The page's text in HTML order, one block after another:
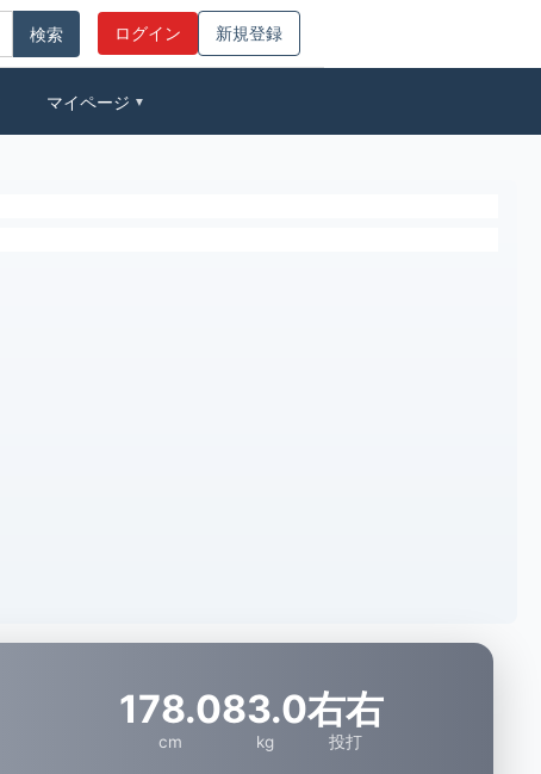
ログイン 新規登録
マイページ ▼
178.0
cm
83.0
kg
右右
投打